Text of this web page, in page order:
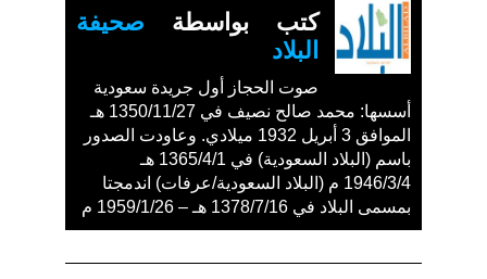
كتب بواسطة صحيفة
البلاد
صوت الحجاز أول جريدة سعودية
أسسها: محمد صالح نصيف في 1350/11/27 هـ
الموافق 3 أبريل 1932 ميلادي. وعاودت الصدور
باسم (البلاد السعودية) في 1365/4/1 هـ
1946/3/4 م (البلاد السعودية/عرفات) اندمجتا
بمسمى البلاد في 1378/7/16 هـ – 1959/1/26 م